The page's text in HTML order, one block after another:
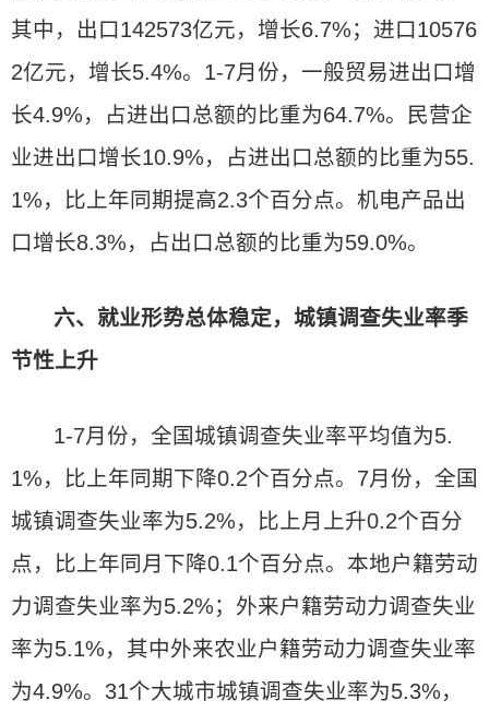
其中，出口142573亿元，增长6.7%；进口10576
2亿元，增长5.4%。1-7月份，一般贸易进出口增
长4.9%，占进出口总额的比重为64.7%。民营企
业进出口增长10.9%，占进出口总额的比重为55.
1%，比上年同期提高2.3个百分点。机电产品出
口增长8.3%，占出口总额的比重为59.0%。
六、就业形势总体稳定，城镇调查失业率季
节性上升
1-7月份，全国城镇调查失业率平均值为5.
1%，比上年同期下降0.2个百分点。7月份，全国
城镇调查失业率为5.2%，比上月上升0.2个百分
点，比上年同月下降0.1个百分点。本地户籍劳动
力调查失业率为5.2%；外来户籍劳动力调查失业
率为5.1%，其中外来农业户籍劳动力调查失业率
为4.9%。31个大城市城镇调查失业率为5.3%，